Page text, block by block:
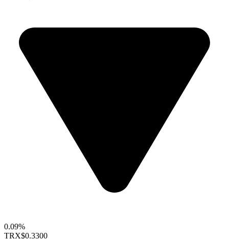
0.09%
TRX$0.3300